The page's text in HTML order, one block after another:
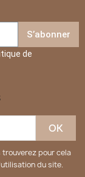
S’abonner
de
trouverez pour cela
du site.